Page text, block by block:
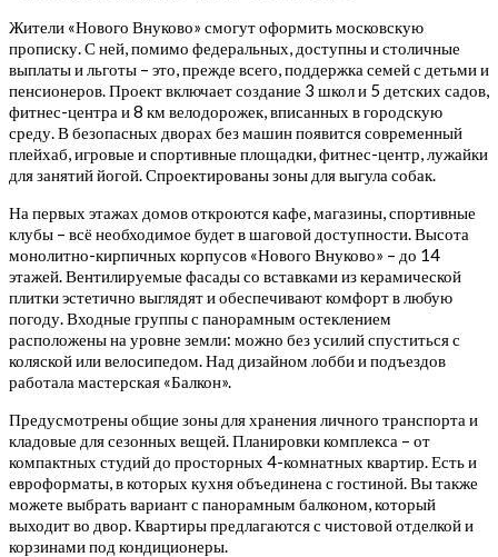
Жители «Нового Внуково» смогут оформить московскую
прописку. С ней, помимо федеральных, доступны и столичные
выплаты и льготы – это, прежде всего, поддержка семей с детьми и
пенсионеров. Проект включает создание 3 школ и 5 детских садов,
фитнес-центра и 8 км велодорожек, вписанных в городскую
среду. В безопасных дворах без машин появится современный
плейхаб, игровые и спортивные площадки, фитнес-центр, лужайки
для занятий йогой. Спроектированы зоны для выгула собак.
На первых этажах домов откроются кафе, магазины, спортивные
клубы – всё необходимое будет в шаговой доступности. Высота
монолитно-кирпичных корпусов «Нового Внуково» – до 14
этажей. Вентилируемые фасады со вставками из керамической
плитки эстетично выглядят и обеспечивают комфорт в любую
погоду. Входные группы с панорамным остеклением
расположены на уровне земли: можно без усилий спуститься с
коляской или велосипедом. Над дизайном лобби и подъездов
работала мастерская «Балкон».
Предусмотрены общие зоны для хранения личного транспорта и
кладовые для сезонных вещей. Планировки комплекса – от
компактных студий до просторных 4-комнатных квартир. Есть и
евроформаты, в которых кухня объединена с гостиной. Вы также
можете выбрать вариант с панорамным балконом, который
выходит во двор. Квартиры предлагаются с чистовой отделкой и
корзинами под кондиционеры.